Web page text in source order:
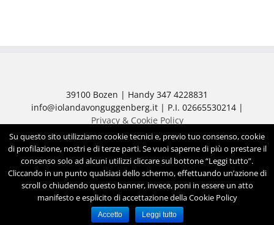
39100 Bozen | Handy 347 4228831
info@iolandavonguggenberg.it | P.I. 02665530214 |
Privacy & Cookie Policy
© 2018 Praxis für Diätistik und Biopranatherapie Dr.
Iolanda Guido von Guggenberg | Powered by
Cercoimprese.com| Agenzia WebADVstudio.it
Su questo sito utilizziamo cookie tecnici e, previo tuo consenso, cookie
di profilazione, nostri e di terze parti. Se vuoi saperne di più o prestare il
consenso solo ad alcuni utilizzi cliccare sul bottone “Leggi tutto”.
Cliccando in un punto qualsiasi dello schermo, effettuando un’azione di
scroll o chiudendo questo banner, invece, poni in essere un atto
manifesto e esplicito di accettazione della Cookie Policy
Accetto Leggi tutto